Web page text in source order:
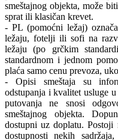
smeštajnog objekta, može
sprat ili klasičan krevet.
- PL (pomoćni ležaj)
ležaju, fotelji ili sofi na
ležaju (po grčkim
standardnom i jednom
plaća samo cenu prevoza,
- Opisi smeštaja su
odstupanja i kvalitet usluge
putovanja ne snosi
smeštajnog objekta.
dostupni uz doplatu. Postoji
dostupnosti nekih